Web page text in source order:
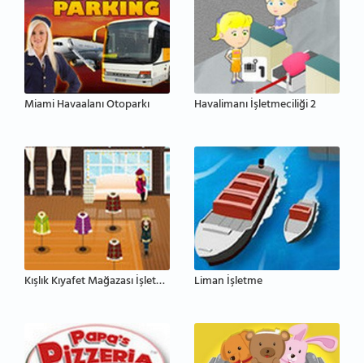
Miami Havaalanı Otoparkı Havalimanı İşletmeciliği 2
Kışlık Kıyafet Mağazası İşletme Liman İşletme